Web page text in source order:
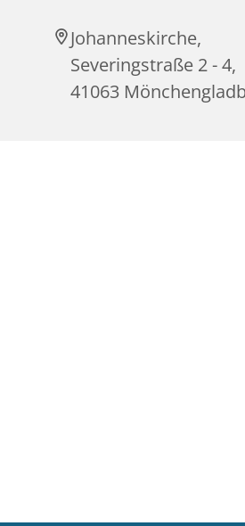
Johanneskirche,
Severingstraße 2 - 4,
41063